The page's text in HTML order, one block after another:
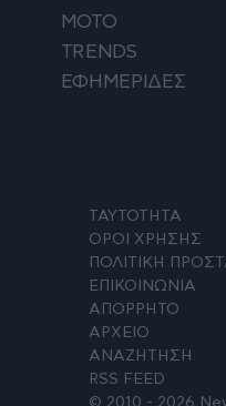
ΜΟΤΟ
TRENDS
ΕΦΗΜΕΡΙΔΕΣ
ΤΑΥΤΟΤΗΤΑ
ΟΡΟΙ ΧΡΗΣΗΣ
ΠΟΛΙΤΙΚΗ
ΕΠΙΚΟΙΝΩΝΙΑ
ΑΠΟΡΡΗΤΟ
ΑΡΧΕΙΟ
ΑΝΑΖΗΤΗΣΗ
RSS FEED
© 2010 - 2026